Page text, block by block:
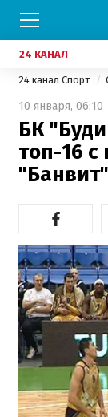
24 КАНАЛ
24 канал Спорт
10 января, 06:10
БК
топ-16
"Банвит"